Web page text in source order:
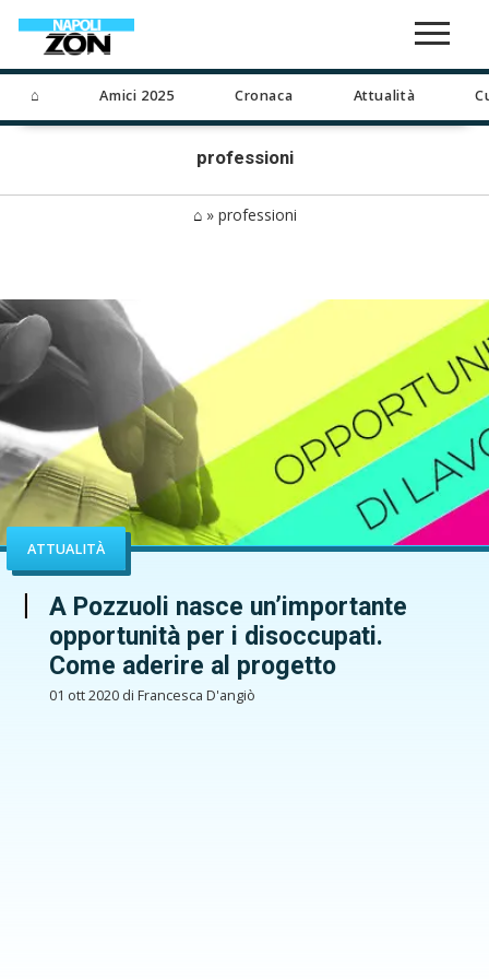
⌂ Amici 2025 Cronaca Attualità
professioni
⌂» professioni
ATTUALITÀ
A Pozzuoli nasce un’importante
opportunità per i disoccupati.
Come aderire al progetto
01 ott 2020 di Francesca D'angiò